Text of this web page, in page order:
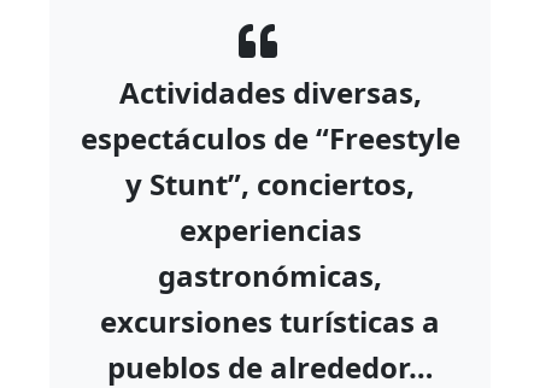
Actividades diversas,
espectáculos de “Freestyle
y Stunt”, conciertos,
experiencias
gastronómicas,
excursiones turísticas a
pueblos de alrededor…